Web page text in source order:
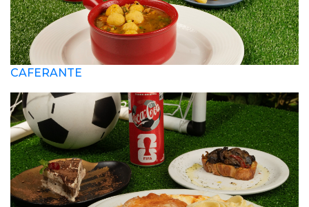
CAFERANTE